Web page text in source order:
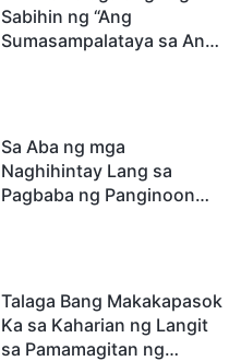
Sabihin ng “Ang
Sumasampalataya sa Anak
Sa Aba ng mga
Naghihintay Lang sa
Pagbaba ng Panginoon
Talaga Bang Makakapasok
Ka sa Kaharian ng Langit
sa Pamamagitan ng